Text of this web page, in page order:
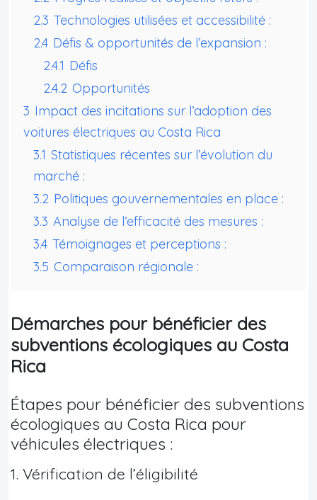
2.3 Technologies utilisées et accessibilité :
2.4 Défis & opportunités de l’expansion :
2.4.1 Défis
2.4.2 Opportunités
3 Impact des incitations sur l’adoption des
voitures électriques au Costa Rica
3.1 Statistiques récentes sur l’évolution du
marché :
3.2 Politiques gouvernementales en place :
3.3 Analyse de l’efficacité des mesures :
3.4 Témoignages et perceptions :
3.5 Comparaison régionale :
Démarches pour bénéficier des
subventions écologiques au Costa
Rica
Étapes pour bénéficier des subventions
écologiques au Costa Rica pour
véhicules électriques :
1. Vérification de l’éligibilité